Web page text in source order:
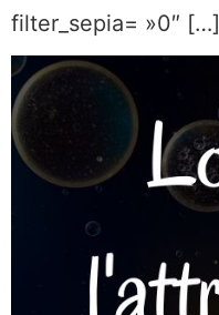
filter_sepia= »0″ […]